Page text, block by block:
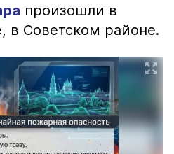
произошли в
в Советском районе.